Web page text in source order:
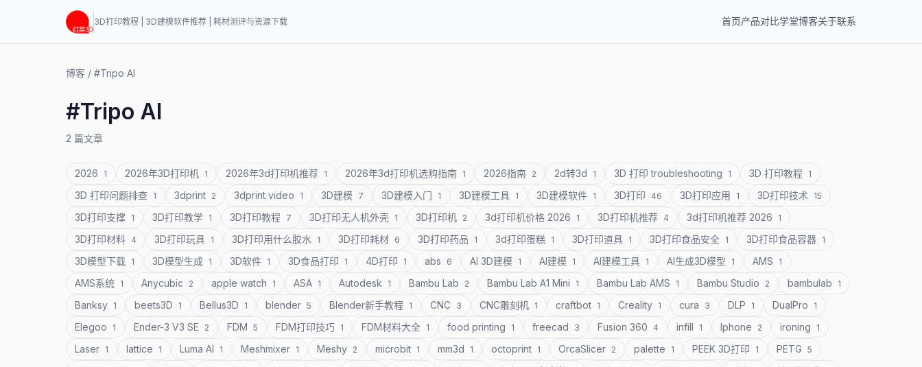
3D打印教程 | 3D建模软件推荐 | 耗材测评与资源下载 首页产品对比学堂博客关于联系
博客 / #Tripo AI
#Tripo AI
2 篇文章
2026 1 2026年3D打印机 1 2026年3d打印机推荐 1 2026年3d打印机选购指南 1 2026指南 2 2d转3d 1 3D 打印 troubleshooting 1 3D 打印教程 1
3D 打印问题排查 1 3dprint 2 3dprint video 1 3D建模 7 3D建模入门 1 3D建模工具 1 3D建模软件 1 3D打印 46 3D打印应用 1 3D打印技术 15
3D打印支撑 1 3D打印教学 1 3D打印教程 7 3D打印无人机外壳 1 3D打印机 2 3d打印机价格 2026 1 3D打印机推荐 4 3d打印机推荐 2026 1
3D打印材料 4 3D打印玩具 1 3D打印用什么胶水 1 3D打印耗材 6 3D打印药品 1 3d打印蛋糕 1 3D打印道具 1 3D打印食品安全 1 3D打印食品容器 1
3D模型下载 1 3D模型生成 1 3D软件 1 3D食品打印 1 4D打印 1 abs 6 AI 3D建模 1 AI建模 1 AI建模工具 1 AI生成3D模型 1 AMS 1
AMS系统 1 Anycubic 2 apple watch 1 ASA 1 Autodesk 1 Bambu Lab 2 Bambu Lab A1 Mini 1 Bambu Lab AMS 1 Bambu Studio 2 bambulab 1
Banksy 1 beets3D 1 Bellus3D 1 blender 5 Blender新手教程 1 CNC 3 CNC雕刻机 1 craftbot 1 Creality 1 cura 3 DLP 1 DualPro 1
Elegoo 1 Ender-3 V3 SE 2 FDM 5 FDM打印技巧 1 FDM材料大全 1 food printing 1 freecad 3 Fusion 360 4 infill 1 Iphone 2 ironing 1
Laser 1 lattice 1 Luma AI 1 Meshmixer 1 Meshy 2 microbit 1 mm3d 1 octoprint 1 OrcaSlicer 2 palette 1 PEEK 3D打印 1 PETG 5